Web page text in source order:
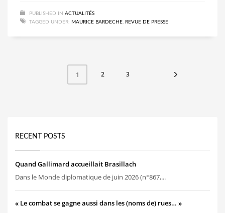
PUBLISHED IN ACTUALITÉS
TAGGED UNDER: MAURICE BARDECHE REVUE DE PRESSE
1 2 3
RECENT POSTS
Quand Gallimard accueillait Brasillach
Dans le Monde diplomatique de juin 2026 (n°867,...
« Le combat se gagne aussi dans les (noms de) rues… »